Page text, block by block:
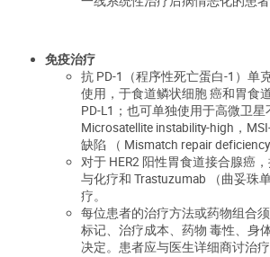
免疫治疗
抗 PD-1（程序性死亡蛋白-1）单
使用，于食道鳞状细胞 癌和胃食
PD-L1；也可单独使用于高微卫星
Microsatellite instability-high，
缺陷 （ Mismatch repair
对于 HER2 阳性胃食道接合腺癌
与化疗和 Trastuzumab （曲妥珠
疗。
每位患者的治疗方法或药物组合
标记、治疗成本、药物 毒性、身
决定。患者应与医生详细商讨治疗